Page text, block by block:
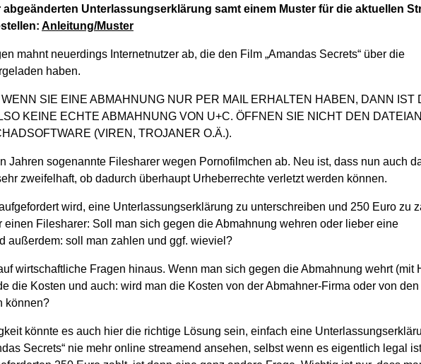
Unterlassungserklärung samt einem Muster für die aktuellen
Anleitung/Muster
mahnt neuerdings Internetnutzer ab, die den Film „Amandas Secrets“ über die
haben.
SIE EINE ABMAHNUNG NUR PER MAIL ERHALTEN HABEN, DANN IST
KEINE ECHTE ABMAHNUNG VON U+C. ÖFFNEN SIE NICHT DEN
(VIREN, TROJANER O.Ä.).
Jahren sogenannte Filesharer wegen Pornofilmchen ab. Neu ist, dass nun auch
zweifelhaft, ob dadurch überhaupt Urheberrechte verletzt werden können.
wird, eine Unterlassungserklärung zu unterschreiben und 250 Euro zu
Filesharer: Soll man sich gegen die Abmahnung wehren oder lieber eine
außerdem: soll man zahlen und ggf. wieviel?
wirtschaftliche Fragen hinaus. Wenn man sich gegen die Abmahnung wehrt (mit
die Kosten und auch: wird man die Kosten von der Abmahner-Firma oder von den
können?
könnte es auch hier die richtige Lösung sein, einfach eine
Secrets“ nie mehr online streamend ansehen, selbst wenn es eigentlich legal